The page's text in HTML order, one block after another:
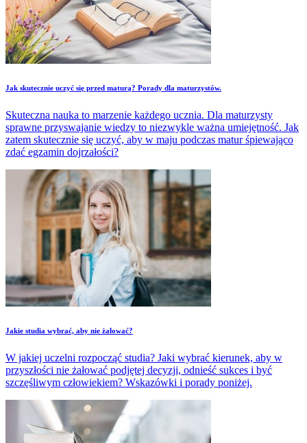
Jak skutecznie uczyć się przed maturą? Porady dla maturzystów.
Skuteczna nauka to marzenie każdego ucznia. Dla maturzysty
sprawne przyswajanie wiedzy to niezwykle ważna umiejętność. Jak
zatem skutecznie się uczyć, aby w maju podczas matur śpiewająco
zdać egzamin dojrzałości?
Jakie studia wybrać, aby nie żałować?
W jakiej uczelni rozpocząć studia? Jaki wybrać kierunek, aby w
przyszłości nie żałować podjętej decyzji, odnieść sukces i być
szczęśliwym człowiekiem? Wskazówki i porady poniżej.